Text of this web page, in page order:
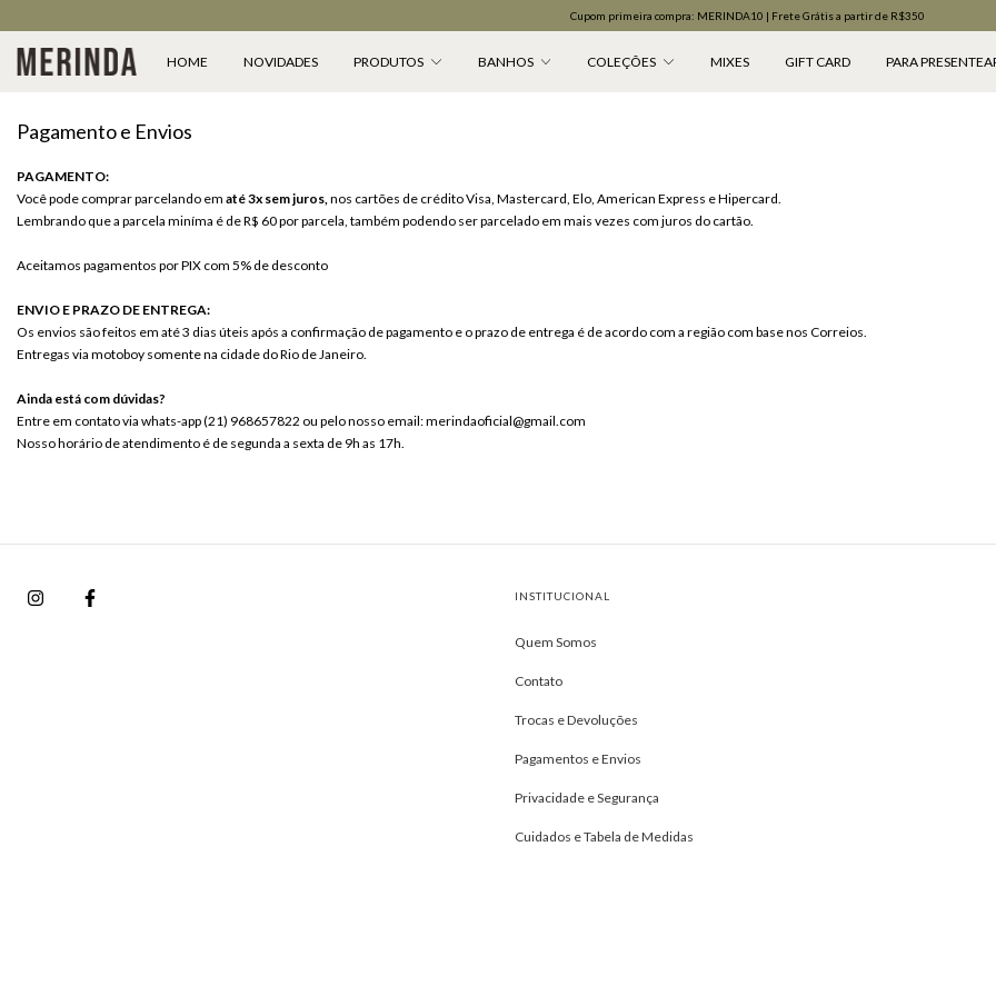
Cupom primeira compra: MERINDA10 | Frete Grátis a partir de R$350
HOME NOVIDADES PRODUTOS BANHOS COLEÇÕES MIXES GIFT CARD PARA
Pagamento e Envios
PAGAMENTO:
Você pode comprar parcelando em até 3x sem juros,nos cartões de crédito Visa, Mastercard, Elo, American Express e Hipercard.
Lembrando que a parcela miníma é de R$ 60 por parcela, também podendo ser parcelado em mais vezes com juros do cartão.
Aceitamos pagamentos por PIX com 5% de desconto
ENVIO E PRAZO DE ENTREGA:
Os envios são feitos em até 3 dias úteis após a confirmação de pagamento e o prazo de entrega é de acordo com a região com base nos Correios.
Entregas via motoboy somente na cidade do Rio de Janeiro.
Ainda está com dúvidas?
Entre em contato via whats-app(21) 968657822 ou pelo nosso email:merindaoficial@gmail.com
Nosso horário de atendimento é de segunda a sexta de 9h as 17h.
INSTITUCIONAL
Quem Somos
Contato
Trocas e Devoluções
Pagamentos e Envios
Privacidade e Segurança
Cuidados e Tabela de Medidas